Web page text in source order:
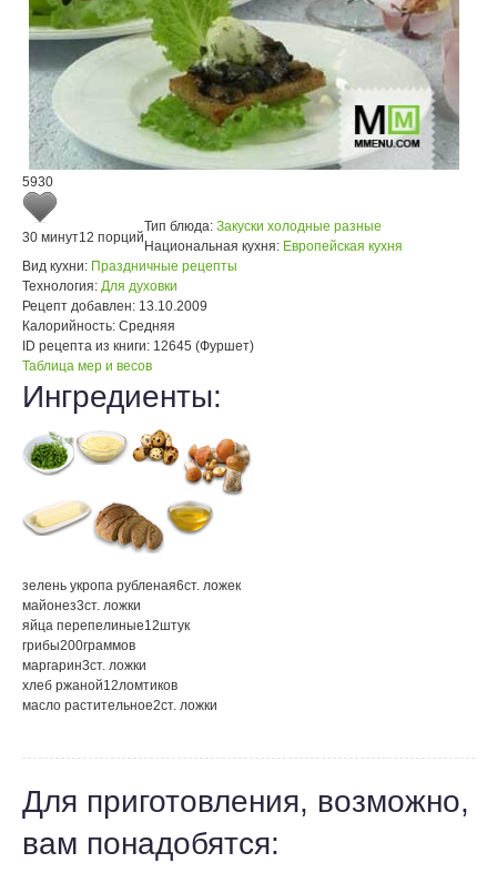
5930
30 минут12 порций
Тип блюда: Закуски холодные разные
Национальная кухня: Европейская кухня
Вид кухни: Праздничные рецепты
Технология: Для духовки
Рецепт добавлен: 13.10.2009
Калорийность: Средняя
ID рецепта из книги: 12645 (Фуршет)
Таблица мер и весов
Ингредиенты:
зелень укропа рубленая6ст. ложек
майонез3ст. ложки
яйца перепелиные12штук
грибы200граммов
маргарин3ст. ложки
хлеб ржаной12ломтиков
масло растительное2ст. ложки
Для приготовления, возможно,
вам понадобятся: